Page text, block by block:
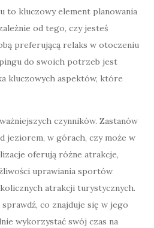
to kluczowy element planowania
od tego, czy jesteś
preferującą relaks w otoczeniu
do swoich potrzeb jest
kluczowych aspektów, które
czynników. Zastanów
jeziorem, w górach, czy może w
oferują różne atrakcje,
uprawiania sportów
atrakcji turystycznych.
co znajduje się w jego
wykorzystać swój czas na